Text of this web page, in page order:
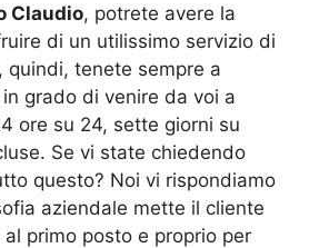
Claudio, potrete avere la
di un utilissimo servizio di
quindi, tenete sempre a
grado di venire da voi a
ore su 24, sette giorni su
Se vi state chiedendo
questo? Noi vi rispondiamo
aziendale mette il cliente
primo posto e proprio per